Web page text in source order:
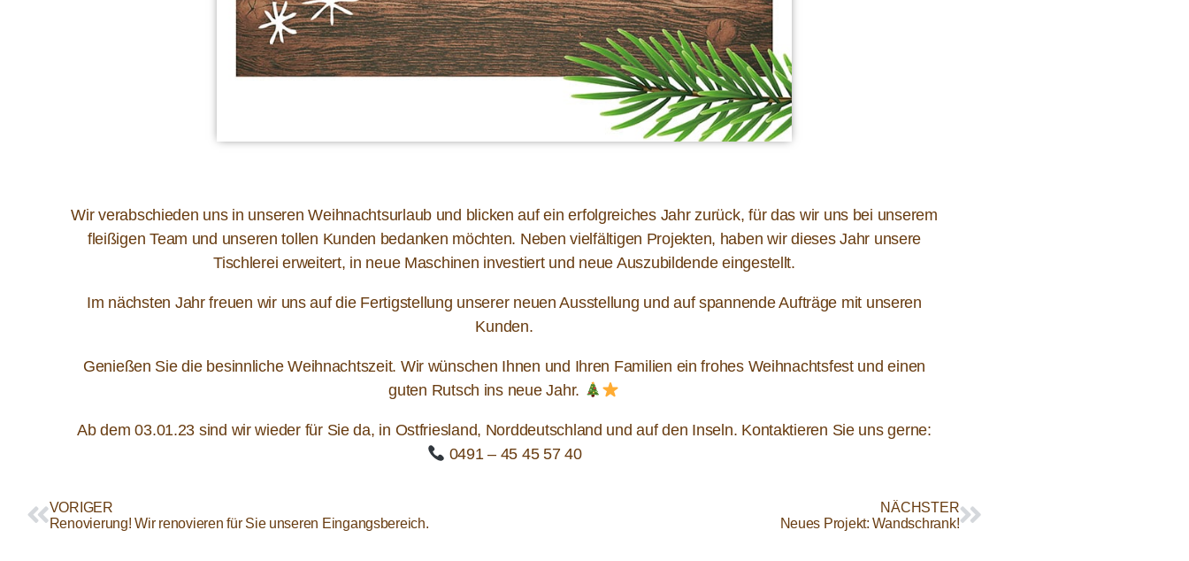
Wir verabschieden uns in unseren Weihnachtsurlaub und blicken auf ein erfolgreiches Jahr zurück, für das wir uns bei unserem
fleißigen Team und unseren tollen Kunden bedanken möchten. Neben vielfältigen Projekten, haben wir dieses Jahr unsere
Tischlerei erweitert, in neue Maschinen investiert und neue Auszubildende eingestellt.
Im nächsten Jahr freuen wir uns auf die Fertigstellung unserer neuen Ausstellung und auf spannende Aufträge mit unseren
Kunden.
Genießen Sie die besinnliche Weihnachtszeit. Wir wünschen Ihnen und Ihren Familien ein frohes Weihnachtsfest und einen
guten Rutsch ins neue Jahr.
Ab dem 03.01.23 sind wir wieder für Sie da, in Ostfriesland, Norddeutschland und auf den Inseln. Kontaktieren Sie uns gerne:
0491 – 45 45 57 40
VORIGER
Renovierung! Wir renovieren für Sie unseren Eingangsbereich.
NÄCHSTER
Neues Projekt: Wandschrank!